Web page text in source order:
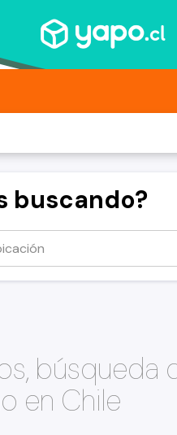
buscando?
en Chile